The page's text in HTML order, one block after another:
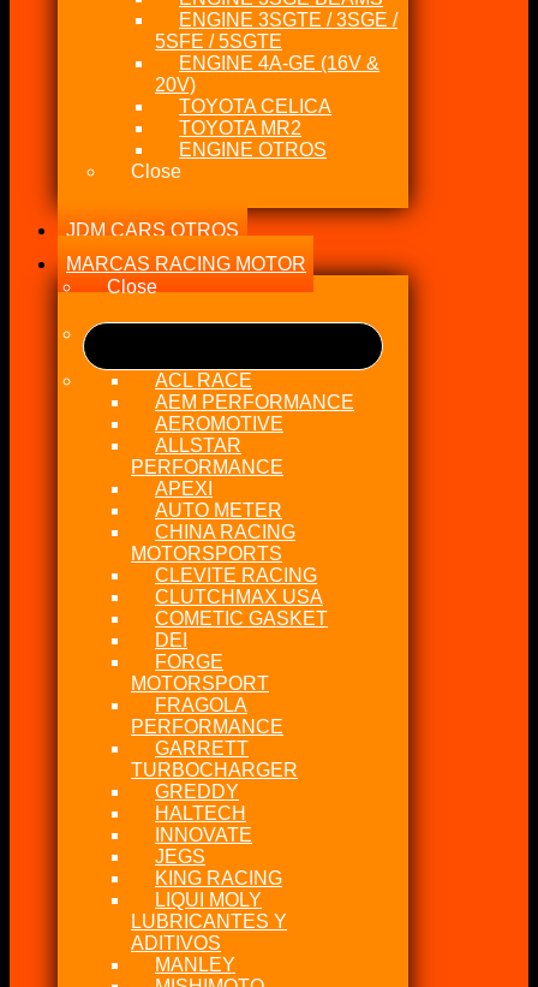
ENGINE 3SGTE / 3SGE /
5SFE / 5SGTE
ENGINE 4A-GE (16V &
20V)
TOYOTA CELICA
TOYOTA MR2
ENGINE OTROS
Close
JDM CARS OTROS
MARCAS RACING MOTOR
Close
ACL RACE
AEM PERFORMANCE
AEROMOTIVE
ALLSTAR
PERFORMANCE
APEXI
AUTO METER
CHINA RACING
MOTORSPORTS
CLEVITE RACING
CLUTCHMAX USA
COMETIC GASKET
DEI
FORGE
MOTORSPORT
FRAGOLA
PERFORMANCE
GARRETT
TURBOCHARGER
GREDDY
HALTECH
INNOVATE
JEGS
KING RACING
LIQUI MOLY
LUBRICANTES Y
ADITIVOS
MANLEY